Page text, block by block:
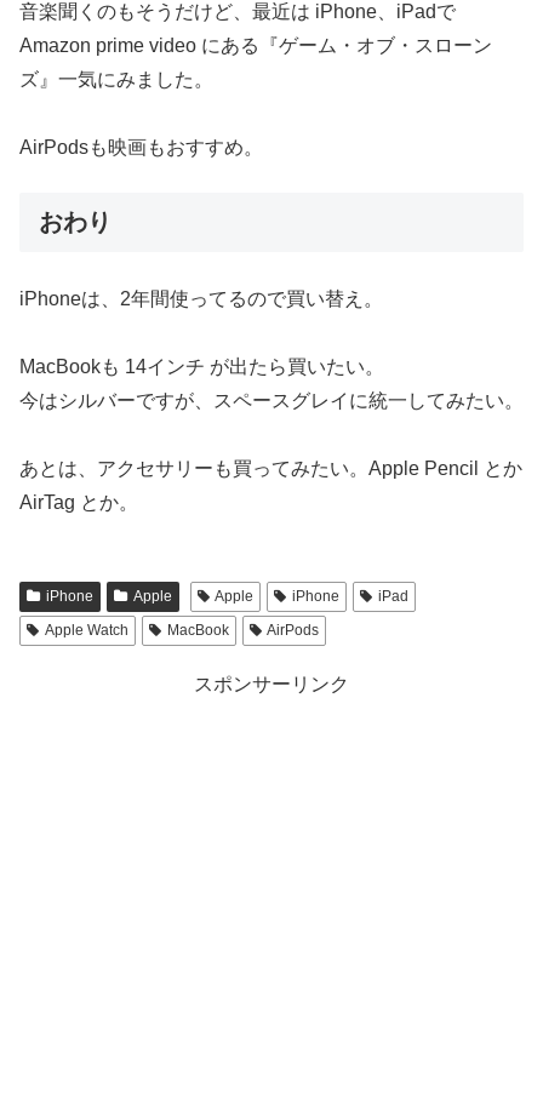
音楽聞くのもそうだけど、最近は iPhone、iPadで
Amazon prime video にある『ゲーム・オブ・スローン
ズ』一気にみました。
AirPodsも映画もおすすめ。
おわり
iPhoneは、2年間使ってるので買い替え。
MacBookも 14インチ が出たら買いたい。
今はシルバーですが、スペースグレイに統一してみたい。
あとは、アクセサリーも買ってみたい。Apple Pencil とか
AirTag とか。
iPhone Apple Apple iPhone
iPad
Apple Watch
MacBook AirPods
スポンサーリンク